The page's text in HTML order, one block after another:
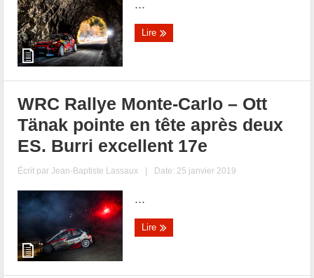
...
Lire
WRC Rallye Monte-Carlo – Ott
Tänak pointe en tête après deux
ES. Burri excellent 17e
Écrit parJean-Baptiste Lassaux | Date: 25 janvier 2019
...
Lire